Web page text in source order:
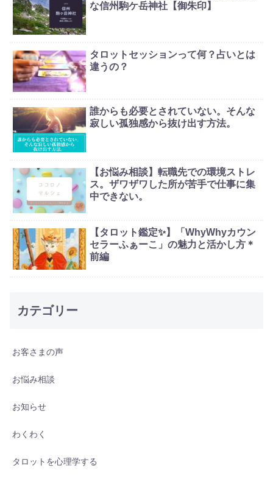
な信州駒ケ岳神社【御朱印】
タロットセッションって何？占いとは
違うの？
誰からも必要とされていない。そんな
寂しい孤独感から抜け出す方法。
【お悩み相談】転職先での環境ストレ
ス。ザワザワした所が苦手で仕事に集
中できない。
【タロット鑑定✨】「WhyWhyカウン
セラーふぁーこ」の魅力と活かし方＊
前編
カテゴリー
お客さまの声
お悩み相談
お知らせ
わくわく
タロットを心理学する